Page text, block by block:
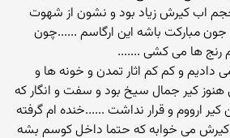
اب کیرش زیاد بود و نشون از شهوت
مبارکت باشه این ارگاسم ......چون
رنج ها می کشی .......
دادیم و کم کم اثار تمدن و خونه ها و
هنوز کیر جمال سیخ بود و سفت و انگار که
ارووم و قرار نداشت ......خنده ام گرفته
کیرش می خوابه که حتما داخل کوسم بشه